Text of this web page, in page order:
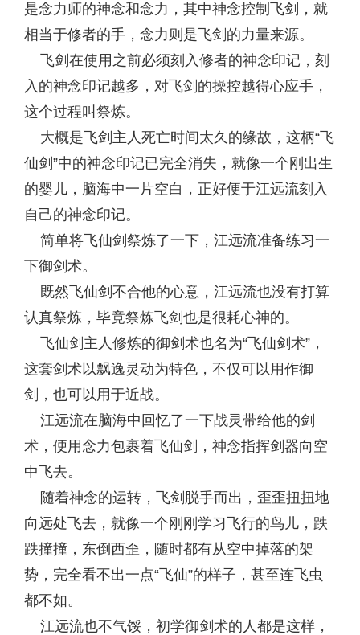
是念力师的神念和念力，其中神念控制飞剑，就
相当于修者的手，念力则是飞剑的力量来源。
飞剑在使用之前必须刻入修者的神念印记，刻
入的神念印记越多，对飞剑的操控越得心应手，
这个过程叫祭炼。
大概是飞剑主人死亡时间太久的缘故，这柄“飞
仙剑”中的神念印记已完全消失，就像一个刚出生
的婴儿，脑海中一片空白，正好便于江远流刻入
自己的神念印记。
简单将飞仙剑祭炼了一下，江远流准备练习一
下御剑术。
既然飞仙剑不合他的心意，江远流也没有打算
认真祭炼，毕竟祭炼飞剑也是很耗心神的。
飞仙剑主人修炼的御剑术也名为“飞仙剑术”，
这套剑术以飘逸灵动为特色，不仅可以用作御
剑，也可以用于近战。
江远流在脑海中回忆了一下战灵带给他的剑
术，便用念力包裹着飞仙剑，神念指挥剑器向空
中飞去。
随着神念的运转，飞剑脱手而出，歪歪扭扭地
向远处飞去，就像一个刚刚学习飞行的鸟儿，跌
跌撞撞，东倒西歪，随时都有从空中掉落的架
势，完全看不出一点“飞仙”的样子，甚至连飞虫
都不如。
江远流也不气馁，初学御剑术的人都是这样，